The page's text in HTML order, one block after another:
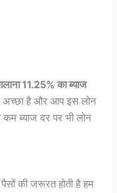
11.25% का ब्याज
अच्छा है और आप इस लोन
ब्याज दर पर भी लोन
की जरूरत होती है हम